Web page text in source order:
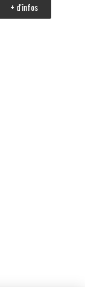
+ d'infos